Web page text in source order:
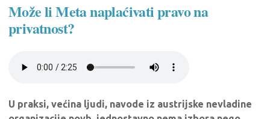
Može li Meta naplaćivati pravo na
privatnost?
U praksi, većina ljudi, navode iz austrijske nevladine